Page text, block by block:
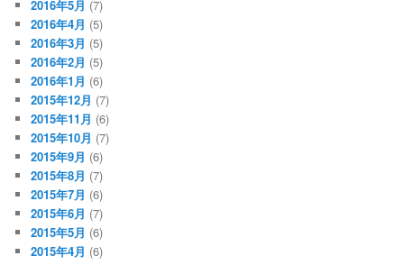
2016年5月 (7)
2016年4月 (5)
2016年3月 (5)
2016年2月 (5)
2016年1月 (6)
2015年12月 (7)
2015年11月 (6)
2015年10月 (7)
2015年9月 (6)
2015年8月 (7)
2015年7月 (6)
2015年6月 (7)
2015年5月 (6)
2015年4月 (6)